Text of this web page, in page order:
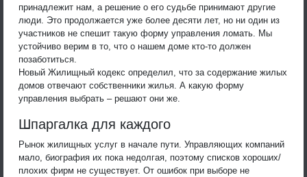
принадлежит нам, а решение о его судьбе принимают другие
люди. Это продолжается уже более десяти лет, но ни один из
участников не спешит такую форму управления ломать. Мы
устойчиво верим в то, что о нашем доме кто-то должен
позаботиться.
Новый Жилищный кодекс определил, что за содержание жилых
домов отвечают собственники жилья. А какую форму
управления выбрать – решают они же.
Шпаргалка для каждого
Рынок жилищных услуг в начале пути. Управляющих компаний
мало, биография их пока недолгая, поэтому списков хороших/
плохих фирм не существует. От ошибок при выборе не